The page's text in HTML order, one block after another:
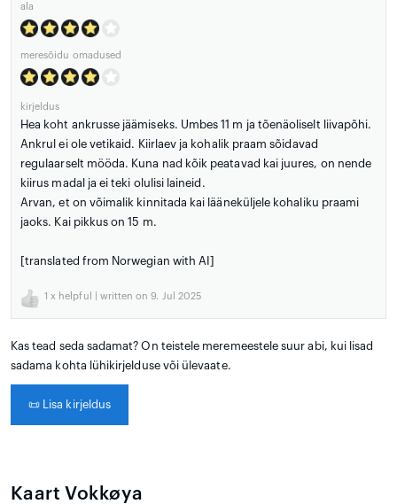
ala
meresõidu omadused
kirjeldus
Hea koht ankrusse jäämiseks. Umbes 11 m ja tõenäoliselt liivapõhi.
Ankrul ei ole vetikaid. Kiirlaev ja kohalik praam sõidavad
regulaarselt mööda. Kuna nad kõik peatavad kai juures, on nende
kiirus madal ja ei teki olulisi laineid.
Arvan, et on võimalik kinnitada kai lääneküljele kohaliku praami
jaoks. Kai pikkus on 15 m.
[translated from Norwegian with AI]
1 x helpful | written on 9. Jul 2025
Kas tead seda sadamat? On teistele meremeestele suur abi, kui lisad
sadama kohta lühikirjelduse või ülevaate.
📜 Lisa kirjeldus
Kaart Vokkøya